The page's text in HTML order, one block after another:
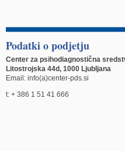
Podatki o podjetju
Center za psihodiagnostična
Litostrojska 44d, 1000 Ljubljana
Email: info(a)center-pds.si
t: + 386 1 51 41 666